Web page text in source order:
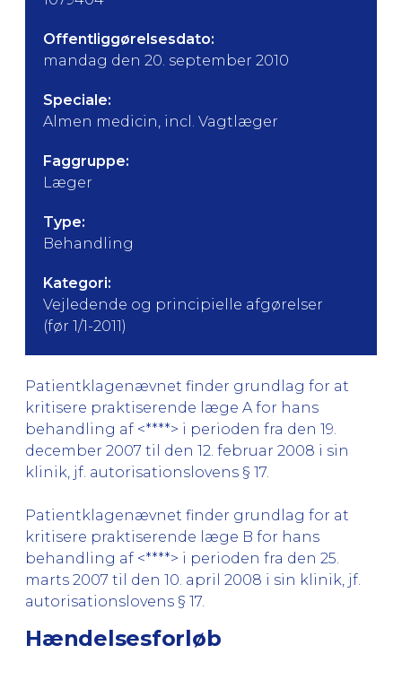
Offentliggørelsesdato:
mandag den 20. september 2010
Speciale:
Almen medicin, incl. Vagtlæger
Faggruppe:
Læger
Type:
Behandling
Kategori:
Vejledende og principielle afgørelser
(før 1/1-2011)
Patientklagenævnet finder grundlag for at
kritisere praktiserende læge A for hans
behandling af <****> i perioden fra den 19.
december 2007 til den 12. februar 2008 i sin
klinik, jf. autorisationslovens § 17.
Patientklagenævnet finder grundlag for at
kritisere praktiserende læge B for hans
behandling af <****> i perioden fra den 25.
marts 2007 til den 10. april 2008 i sin klinik, jf.
autorisationslovens § 17.
Hændelsesforløb